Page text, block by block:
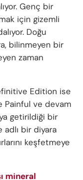
Genç bir
için gizemli
Doğu
bilinmeyen bir
zaman
Edition ise
Painful ve devam
getirildiği bir
adlı bir diyara
keşfetmeye
mineral